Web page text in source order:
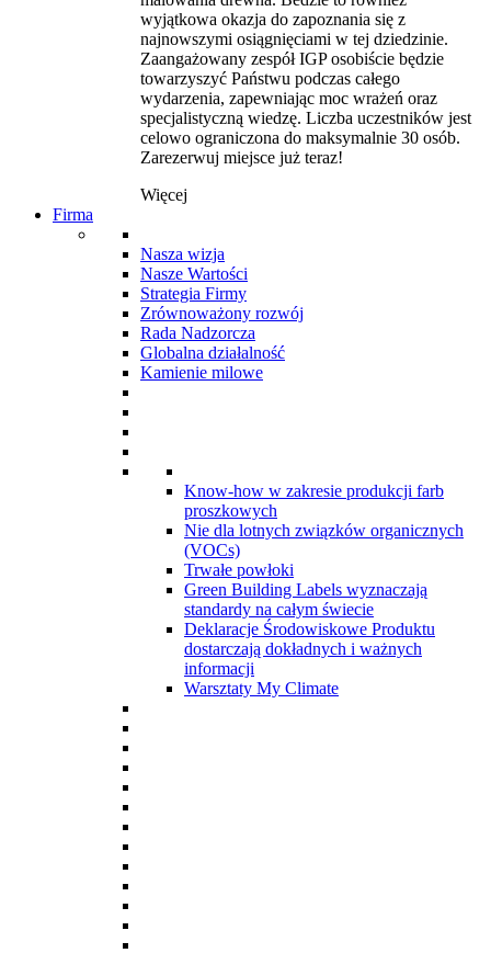
wyjątkowa okazja do zapoznania się z
najnowszymi osiągnięciami w tej dziedzinie.
Zaangażowany zespół IGP osobiście będzie
towarzyszyć Państwu podczas całego
wydarzenia, zapewniając moc wrażeń oraz
specjalistyczną wiedzę. Liczba uczestników jest
celowo ograniczona do maksymalnie 30 osób.
Zarezerwuj miejsce już teraz!
Więcej
Firma
Nasza wizja
Nasze Wartości
Strategia Firmy
Zrównoważony rozwój
Rada Nadzorcza
Globalna działalność
Kamienie milowe
Know-how w zakresie produkcji farb
proszkowych
Nie dla lotnych związków organicznych
(VOCs)
Trwałe powłoki
Green Building Labels wyznaczają
standardy na całym świecie
Deklaracje Środowiskowe Produktu
dostarczają dokładnych i ważnych
informacji
Warsztaty My Climate